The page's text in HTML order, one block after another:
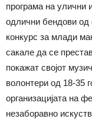
програма на улични
одлични бендови од
конкурс за млади
сакале да се
покажат својот
волонтери од 18-35
организацијата на
незаборавно